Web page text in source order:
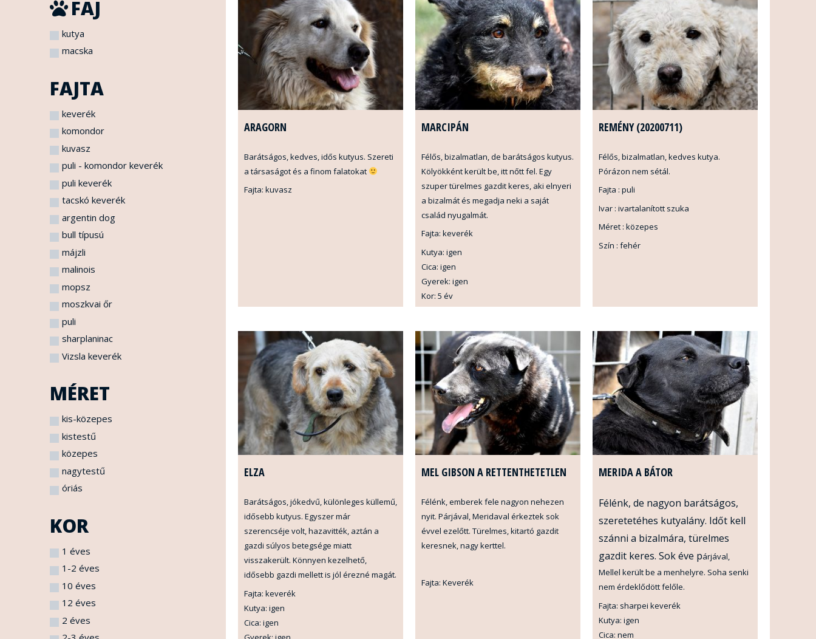
FAJ
kutya
macska
FAJTA
keverék
komondor
kuvasz
puli - komondor keverék
puli keverék
tacskó keverék
argentin dog
bull típusú
májzli
malinois
mopsz
moszkvai őr
puli
sharplaninac
Vizsla keverék
MÉRET
kis-közepes
kistestű
közepes
nagytestű
óriás
KOR
1 éves
1-2 éves
10 éves
12 éves
2 éves
ARAGORN
Barátságos, kedves, idős kutyus. Szereti
a társaságot és a finom falatokat
Fajta: kuvasz
MARCIPÁN
Félős, bizalmatlan, de barátságos kutyus.
Kölyökként került be, itt nőtt fel. Egy
szuper türelmes gazdit keres, aki elnyeri
a bizalmát és megadja neki a saját
család nyugalmát.
Fajta: keverék
Kutya: igen
Cica: igen
Gyerek: igen
Kor: 5 év
REMÉNY (20200711)
Félős, bizalmatlan, kedves kutya.
Pórázon nem sétál.
Fajta : puli
Ivar : ivartalanított szuka
Méret : közepes
Szín : fehér
ELZA
Barátságos, jókedvű, különleges küllemű,
idősebb kutyus. Egyszer már
szerencséje volt, hazavitték, aztán a
gazdi súlyos betegsége miatt
visszakerült. Könnyen kezelhető,
idősebb gazdi mellett is jól érezné magát.
Fajta: keverék
Kutya: igen
Cica: igen
MEL GIBSON A RETTENTHETETLEN
Félénk, emberek fele nagyon nehezen
nyit. Párjával, Meridaval érkeztek sok
évvel ezelőtt. Türelmes, kitartó gazdit
keresnek, nagy kerttel.
Fajta: Keverék
MERIDA A BÁTOR
Félénk, de nagyon barátságos,
szeretetéhes kutyalány. Időt kell
szánni a bizalmára, türelmes
gazdit keres. Sok éve párjával,
Mellel került be a menhelyre. Soha senki
nem érdeklődött felőle.
Fajta: sharpei keverék
Kutya: igen
Cica: nem